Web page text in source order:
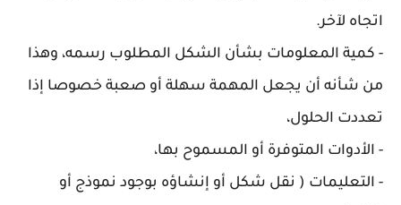
اتجاه لآخر.
- كمية المعلومات بشأن الشكل المطلوب رسمه، وهذا
من شأنه أن يجعل المهمة سهلة أو صعبة خصوصا إذا
تعددت الحلول،
- الأدوات المتوفرة أو المسموح بها،
- التعليمات ( نقل شكل أو إنشاؤه بوجود نموذج أو